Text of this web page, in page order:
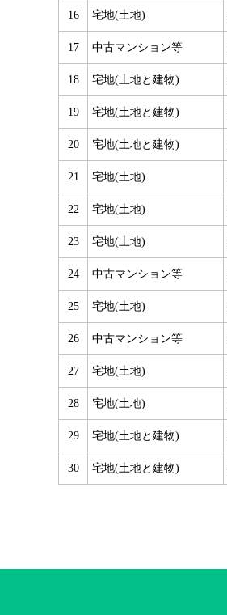
16 宅地(土地)
17 中古マンション等
18 宅地(土地と建物)
19 宅地(土地と建物)
20 宅地(土地と建物)
21 宅地(土地)
22 宅地(土地)
23 宅地(土地)
24 中古マンション等
25 宅地(土地)
26 中古マンション等
27 宅地(土地)
28 宅地(土地)
29 宅地(土地と建物)
30 宅地(土地と建物)